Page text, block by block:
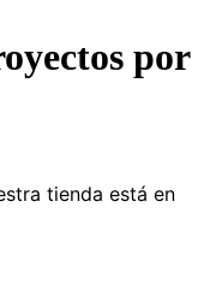
por
tienda está en